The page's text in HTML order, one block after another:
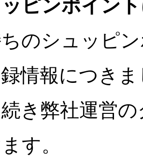
ピンポイン
のシュッピ
録情報につき
き弊社運営
す。